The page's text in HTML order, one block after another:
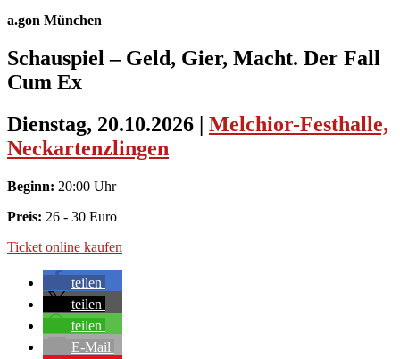
a.gon München
Schauspiel – Geld, Gier, Macht. Der Fall
Cum Ex
Dienstag, 20.10.2026 | Melchior-Festhalle,
Neckartenzlingen
Beginn: 20:00 Uhr
Preis: 26 - 30 Euro
Ticket online kaufen
teilen
teilen
teilen
E-Mail